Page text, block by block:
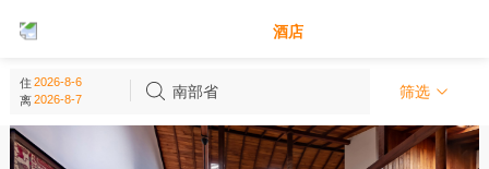
酒店
住
离
南部省 筛选
南部省 - 斯里兰卡